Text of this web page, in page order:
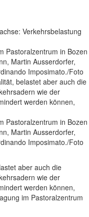
Pastoralzentrum in Bozen
Martin Ausserdorfer,
Imposimato./Foto
belastet aber auch die
wie der
werden können,
Pastoralzentrum in Bozen
Martin Ausserdorfer,
Imposimato./Foto
aber auch die
wie der
werden können,
im Pastoralzentrum